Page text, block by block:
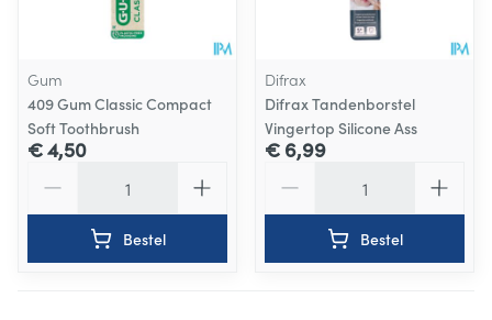
Gum
409 Gum Classic Compact
Soft Toothbrush
€ 4,50
Bestel
Difrax
Difrax Tandenborstel
Vingertop Silicone Ass
€ 6,99
Bestel